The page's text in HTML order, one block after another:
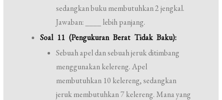
sedangkan buku membutuhkan 2 jengkal.
Jawaban: ____ lebih panjang.
Soal 11 (Pengukuran Berat Tidak Baku):
Sebuah apel dan sebuah jeruk ditimbang
menggunakan kelereng. Apel
membutuhkan 10 kelereng, sedangkan
jeruk membutuhkan 7 kelereng. Mana yang